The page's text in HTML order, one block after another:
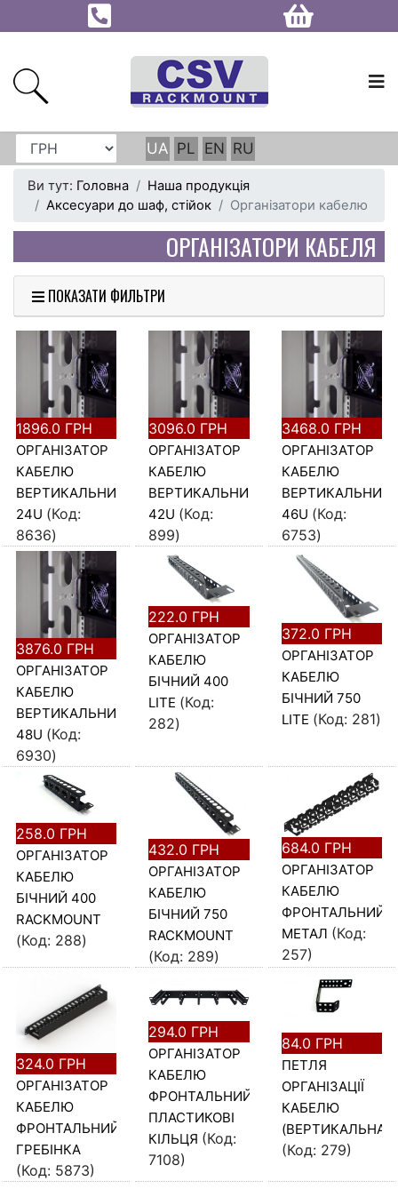
UA PL EN RU
Ви тут: Головна
Наша продукція
Аксесуари до шаф, стійок
Організатори кабелю
ОРГАНІЗАТОРИ КАБЕЛЯ
ПОКАЗАТИ ФИЛЬТРИ
1896.0 ГРН
ОРГАНІЗАТОР
КАБЕЛЮ
ВЕРТИКАЛЬНИЙ
24U (Код:
8636)
3096.0 ГРН
ОРГАНІЗАТОР
КАБЕЛЮ
ВЕРТИКАЛЬНИЙ
42U (Код:
899)
3468.0 ГРН
ОРГАНІЗАТОР
КАБЕЛЮ
ВЕРТИКАЛЬНИЙ
46U (Код:
6753)
3876.0 ГРН
ОРГАНІЗАТОР
КАБЕЛЮ
ВЕРТИКАЛЬНИЙ
48U (Код:
6930)
222.0 ГРН
ОРГАНІЗАТОР
КАБЕЛЮ
БІЧНИЙ 400
LITE (Код:
282)
372.0 ГРН
ОРГАНІЗАТОР
КАБЕЛЮ
БІЧНИЙ 750
LITE (Код: 281)
258.0 ГРН
ОРГАНІЗАТОР
КАБЕЛЮ
БІЧНИЙ 400
RACKMOUNT
(Код: 288)
432.0 ГРН
ОРГАНІЗАТОР
КАБЕЛЮ
БІЧНИЙ 750
RACKMOUNT
(Код: 289)
684.0 ГРН
ОРГАНІЗАТОР
КАБЕЛЮ
ФРОНТАЛЬНИЙ
МЕТАЛ (Код:
257)
324.0 ГРН
ОРГАНІЗАТОР
КАБЕЛЮ
ФРОНТАЛЬНИЙ
ГРЕБІНКА
(Код: 5873)
294.0 ГРН
ОРГАНІЗАТОР
КАБЕЛЮ
ФРОНТАЛЬНИЙ
ПЛАСТИКОВІ
КІЛЬЦЯ (Код:
7108)
84.0 ГРН
ПЕТЛЯ
ОРГАНІЗАЦІЇ
КАБЕЛЮ
(ВЕРТИКАЛЬНА)
(Код: 279)